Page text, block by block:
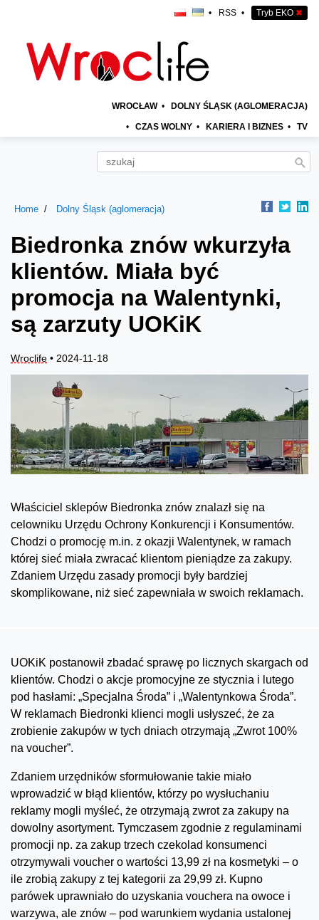
• RSS • Tryb EKO ✖
WROCŁAW • DOLNY ŚLĄSK (AGLOMERACJA)
• CZAS WOLNY • KARIERA I BIZNES • TV
Home Dolny Śląsk (aglomeracja)
Biedronka znów wkurzyła
klientów. Miała być
promocja na Walentynki,
są zarzuty UOKiK
Wroclife • 2024-11-18
Właściciel sklepów Biedronka znów znalazł się na
celowniku Urzędu Ochrony Konkurencji i Konsumentów.
Chodzi o promocję m.in. z okazji Walentynek, w ramach
której sieć miała zwracać klientom pieniądze za zakupy.
Zdaniem Urzędu zasady promocji były bardziej
skomplikowane, niż sieć zapewniała w swoich reklamach.
UOKiK postanowił zbadać sprawę po licznych skargach od
klientów. Chodzi o akcje promocyjne ze stycznia i lutego
pod hasłami: „Specjalna Środa” i „Walentynkowa Środa”.
W reklamach Biedronki klienci mogli usłyszeć, że za
zrobienie zakupów w tych dniach otrzymają „Zwrot 100%
na voucher”.
Zdaniem urzędników sformułowanie takie miało
wprowadzić w błąd klientów, którzy po wysłuchaniu
reklamy mogli myśleć, że otrzymają zwrot za zakupy na
dowolny asortyment. Tymczasem zgodnie z regulaminami
promocji np. za zakup trzech czekolad konsumenci
otrzymywali voucher o wartości 13,99 zł na kosmetyki – o
ile zrobią zakupy z tej kategorii za 29,99 zł. Kupno
parówek uprawniało do uzyskania vouchera na owoce i
warzywa, ale znów – pod warunkiem wydania ustalonej